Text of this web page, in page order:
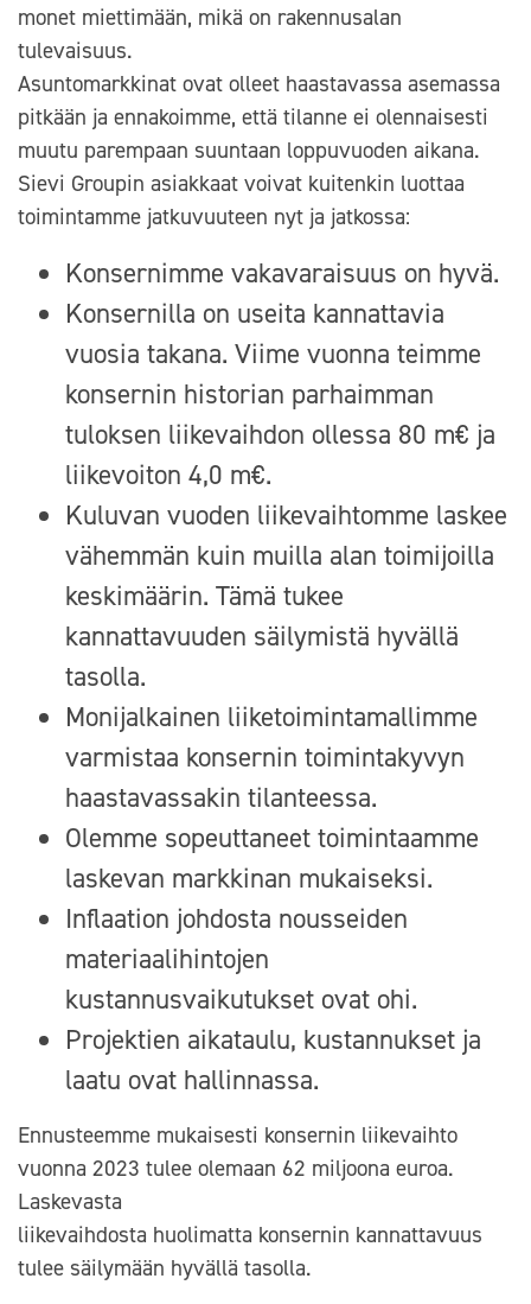
monet miettimään, mikä on rakennusalan
tulevaisuus.
Asuntomarkkinat ovat olleet haastavassa asemassa
pitkään ja ennakoimme, että tilanne ei olennaisesti
muutu parempaan suuntaan loppuvuoden aikana.
Sievi Groupin asiakkaat voivat kuitenkin luottaa
toimintamme jatkuvuuteen nyt ja jatkossa:
Konsernimme vakavaraisuus on hyvä.
Konsernilla on useita kannattavia
vuosia takana. Viime vuonna teimme
konsernin historian parhaimman
tuloksen liikevaihdon ollessa 80 m€ ja
liikevoiton 4,0 m€.
Kuluvan vuoden liikevaihtomme laskee
vähemmän kuin muilla alan toimijoilla
keskimäärin. Tämä tukee
kannattavuuden säilymistä hyvällä
tasolla.
Monijalkainen liiketoimintamallimme
varmistaa konsernin toimintakyvyn
haastavassakin tilanteessa.
Olemme sopeuttaneet toimintaamme
laskevan markkinan mukaiseksi.
Inflaation johdosta nousseiden
materiaalihintojen
kustannusvaikutukset ovat ohi.
Projektien aikataulu, kustannukset ja
laatu ovat hallinnassa.
Ennusteemme mukaisesti konsernin liikevaihto
vuonna 2023 tulee olemaan 62 miljoona euroa.
Laskevasta
liikevaihdosta huolimatta konsernin kannattavuus
tulee säilymään hyvällä tasolla.